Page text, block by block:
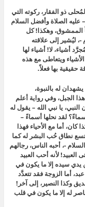
ذو الفقار، ركوته التي
الصلاة وأفضل السلام
الممشوق، وهكذا! كل
، ليُشير إلى علاقته
أشياء، لا! أشياء لها
ويتعاطى مع هذه
حقيقية بها فعلاً.
له بالنبوة،
الجبل، وفي رواية أعلم
يا نبي الله – يقول له
لقد نحلها أسماءً –
كان، أما مع الأحياء فهذا
نطاق حُب البشر له كما
-، أحبه الناس، رجالهم
لأنه أحب العبيد
يدي سيده إلا ما يكون في
أما الزوجة فقد تتعدَّد
وكذا النصير، إلى آخر!
له إلا ما يكون في قلب